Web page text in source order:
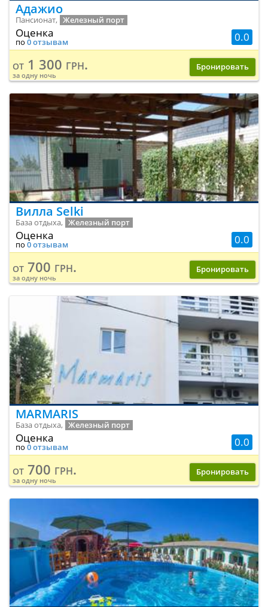
Адажио
Пансионат, Железный порт
0.0
Оценка
по 0 отзывам
от 1 300 грн.
за одну ночь
Бронировать
Вилла Selki
База отдыха, Железный порт
0.0
Оценка
по 0 отзывам
от 700 грн.
за одну ночь
Бронировать
MARMARIS
База отдыха, Железный порт
0.0
Оценка
по 0 отзывам
от 700 грн.
за одну ночь
Бронировать